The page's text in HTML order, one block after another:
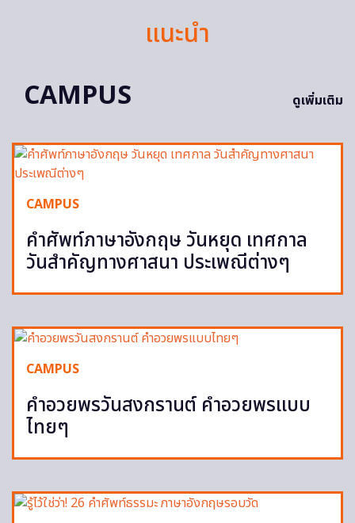
แนะนำ
CAMPUS
ดูเพิ่มเติม
CAMPUS
คำศัพท์ภาษาอังกฤษ วันหยุด เทศกาล
วันสำคัญทางศาสนา ประเพณีต่างๆ
CAMPUS
คำอวยพรวันสงกรานต์ คำอวยพรแบบ
ไทยๆ